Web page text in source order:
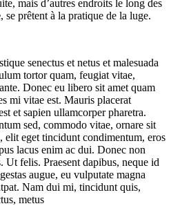
mais d’autres endroits le long des
, se prêtent à la pratique de la luge.
senectus et netus et malesuada
tortor quam, feugiat vitae,
Donec eu libero sit amet quam
mi vitae est. Mauris placerat
et sapien ullamcorper pharetra.
sed, commodo vitae, ornare sit
elit eget tincidunt condimentum, eros
lacus enim ac dui. Donec non
felis. Praesent dapibus, neque id
augue, eu vulputate magna
Nam dui mi, tincidunt quis,
metus